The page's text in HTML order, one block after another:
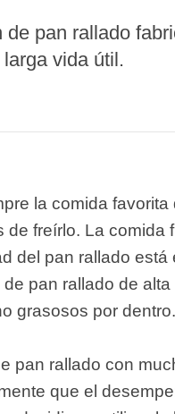
line
Sterilization
Drying Machine
de producción de
macarrones
sistema de fritura
de producción de
instantáneos
pan rallado
vida útil.
la comida
de freírlo. La
del pan rallado
pan rallado de
grasosos por dentro.
pan rallado con
que el